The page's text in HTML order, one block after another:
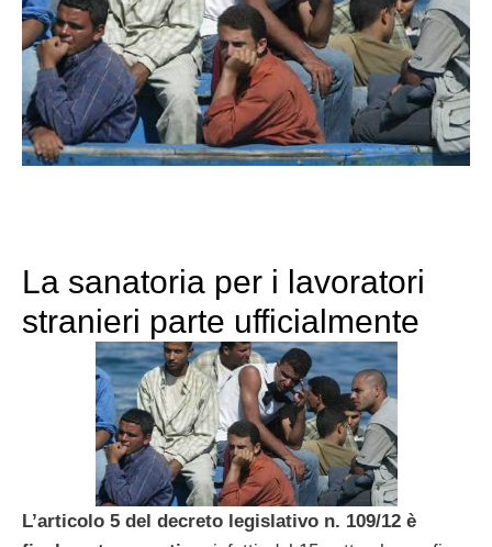
La sanatoria per i lavoratori
stranieri parte ufficialmente
L’articolo 5 del decreto legislativo n. 109/12 è